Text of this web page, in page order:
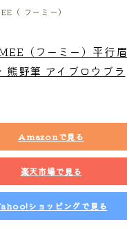
（ フーミー）
（フーミー）平行眉
熊野筆 アイブロウブラ
Amazonで見る
楽天市場で見る
ショッピングで見る